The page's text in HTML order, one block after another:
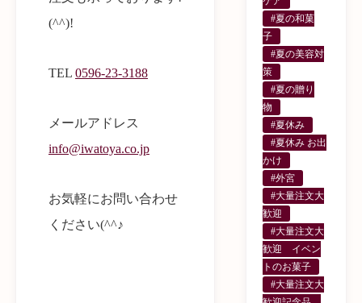
(^^)!
TEL 0596-23-3188
メールアドレス
info@iwatoya.co.jp
お気軽にお問い合わせ
ください(^^♪
#夏の和菓
子
#夏の美容対
策
#夏の贈り
物
#夏休み
#夏休み お出
かけ
#外宮
#大量注文大
歓迎
#大量注文大
歓迎 イベン
トのお菓子
#大量注文大